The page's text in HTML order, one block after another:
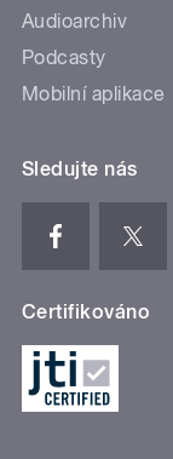
Audioarchiv
Podcasty
Mobilní aplikace
Sledujte nás
Certifikováno